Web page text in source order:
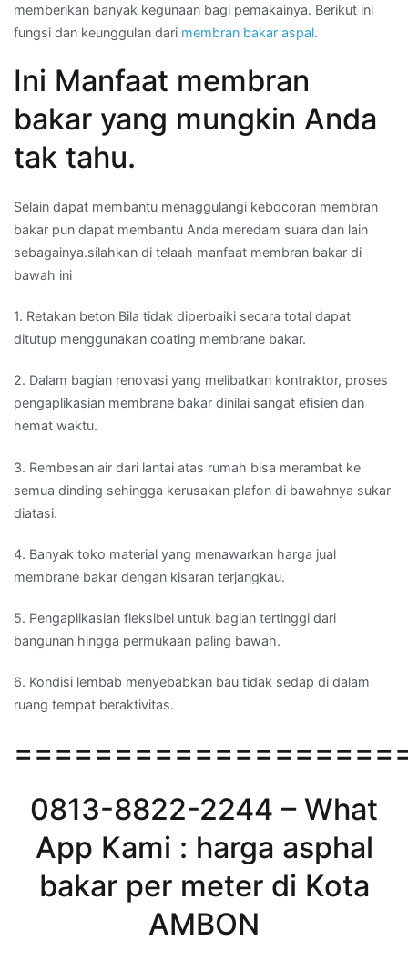
memberikan banyak kegunaan bagi pemakainya. Berikut ini
fungsi dan keunggulan dari membran bakar aspal.
Ini Manfaat membran
bakar yang mungkin Anda
tak tahu.
Selain dapat membantu menaggulangi kebocoran membran
bakar pun dapat membantu Anda meredam suara dan lain
sebagainya.silahkan di telaah manfaat membran bakar di
bawah ini
1. Retakan beton Bila tidak diperbaiki secara total dapat
ditutup menggunakan coating membrane bakar.
2. Dalam bagian renovasi yang melibatkan kontraktor, proses
pengaplikasian membrane bakar dinilai sangat efisien dan
hemat waktu.
3. Rembesan air dari lantai atas rumah bisa merambat ke
semua dinding sehingga kerusakan plafon di bawahnya sukar
diatasi.
4. Banyak toko material yang menawarkan harga jual
membrane bakar dengan kisaran terjangkau.
5. Pengaplikasian fleksibel untuk bagian tertinggi dari
bangunan hingga permukaan paling bawah.
6. Kondisi lembab menyebabkan bau tidak sedap di dalam
ruang tempat beraktivitas.
0813-8822-2244 – What
App Kami : harga asphal
bakar per meter di Kota
AMBON